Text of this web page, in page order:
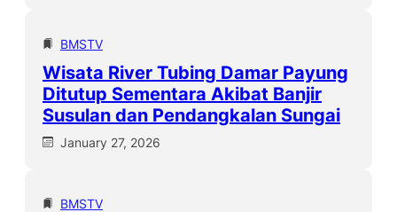
BMSTV
Wisata River Tubing Damar Payung
Ditutup Sementara Akibat Banjir
Susulan dan Pendangkalan Sungai
January 27, 2026
BMSTV